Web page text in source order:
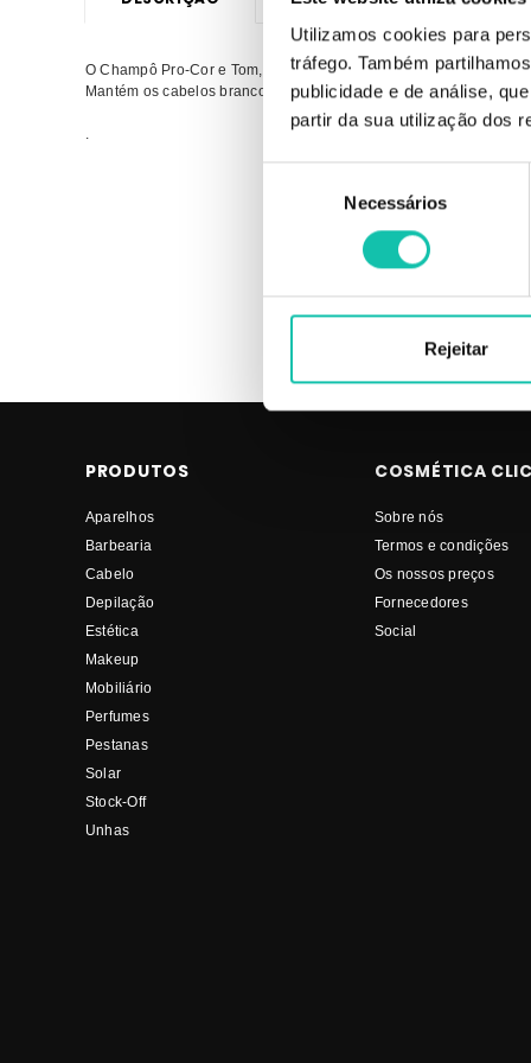
Utilizamos cookies para
tráfego. Também
publicidade e de análise,
partir da sua utilização dos
consentimento
Necessários
Rejeitar
O Champô Pro-Cor e Tom, com o pH de 5,5, foi desenvolvido
Mantém os cabelos brancos cuidados e hidratados
Comprar Champôs Pro Cor e Tom REAL NATURA MELHOR
NATURA Pro Cor e Tom MELHOR PREÇO
PRODUTOS
Aparelhos
Barbearia
Cabelo
Depilação
Estética
Makeup
Mobiliário
Perfumes
Pestanas
Solar
Stock-Off
Unhas
COSMÉTICA
Sobre nós
Termos e condições
Os nossos preços
Fornecedores
Social